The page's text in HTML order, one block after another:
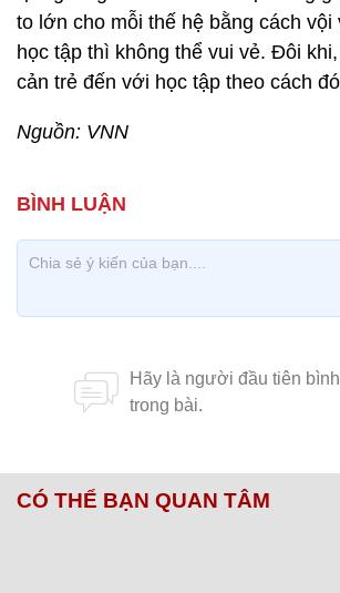
to lớn cho mỗi thế hệ bằng cách vội
học tập thì không thể vui vẻ. Đôi
cản trẻ đến với học tập theo cách
Nguồn: VNN
CÓ THỂ BẠN QUAN TÂM